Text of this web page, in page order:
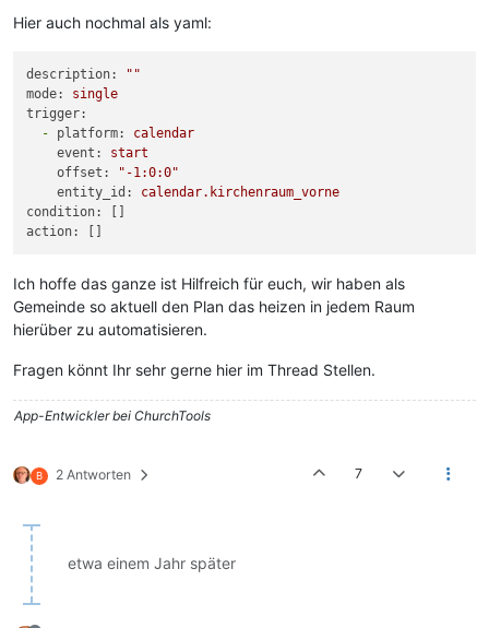
Hier auch nochmal als yaml:
description:
""
mode:
single
trigger:
-
platform:
calendar
event:
start
offset:
"-1:0:0"
entity_id:
calendar.kirchenraum_vorne
condition:
action:
Ich hoffe das ganze ist Hilfreich für euch, wir haben als
Gemeinde so aktuell den Plan das heizen in jedem Raum
hierüber zu automatisieren.
Fragen könnt Ihr sehr gerne hier im Thread Stellen.
App-Entwickler bei ChurchTools
B 2 Antworten 7
etwa einem Jahr später